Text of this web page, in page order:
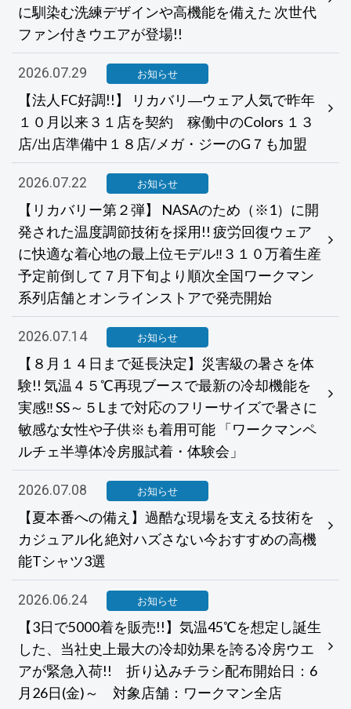
に馴染む洗練デザインや高機能を備えた 次世代
ファン付きウエアが登場!!
2026.07.29 お知らせ
【法人FC好調!!】 リカバリ―ウェア人気で昨年
１０月以来３１店を契約 稼働中のColors １３
店/出店準備中１８店/メガ・ジーのG７も加盟
2026.07.22 お知らせ
【リカバリー第２弾】 NASAのため（※1）に開
発された温度調節技術を採用!! 疲労回復ウェア
に快適な着心地の最上位モデル‼３１０万着生産
予定前倒して７月下旬より順次全国ワークマン
系列店舗とオンラインストアで発売開始
2026.07.14 お知らせ
【８月１４日まで延長決定】災害級の暑さを体
験!! 気温４５℃再現ブースで最新の冷却機能を
実感‼ SS～５Lまで対応のフリーサイズで暑さに
敏感な女性や子供※も着用可能 「ワークマンペ
ルチェ半導体冷房服試着・体験会」
2026.07.08 お知らせ
【夏本番への備え】過酷な現場を支える技術を
カジュアル化 絶対ハズさない今おすすめの高機
能Tシャツ3選
2026.06.24 お知らせ
【3日で5000着を販売!!】気温45℃を想定し誕生
した、当社史上最大の冷却効果を誇る冷房ウエ
アが緊急入荷!! 折り込みチラシ配布開始日：6
月26日(金)～ 対象店舗：ワークマン全店